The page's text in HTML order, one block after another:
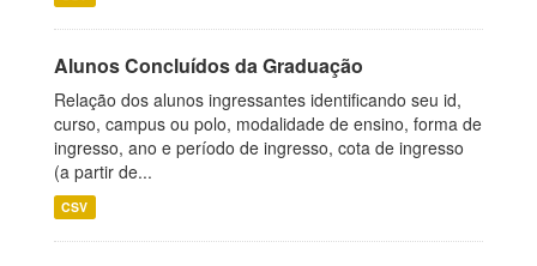
Alunos Concluídos da Graduação
Relação dos alunos ingressantes identificando seu id,
curso, campus ou polo, modalidade de ensino, forma de
ingresso, ano e período de ingresso, cota de ingresso
(a partir de...
CSV